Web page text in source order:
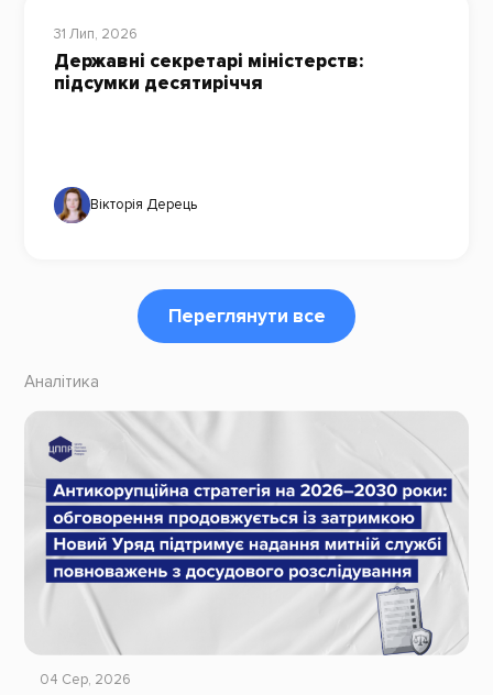
31 Лип, 2026
Державні секретарі міністерств:
підсумки десятиріччя
Вікторія Дерець
Переглянути все
Аналітика
04 Сер, 2026